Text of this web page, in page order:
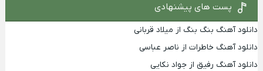
پست های پیشنهادی
دانلود آهنگ بنگ بنگ از میلاد قربانی
دانلود آهنگ خاطرات از ناصر عباسی
دانلود آهنگ رفیق از جواد نکایی